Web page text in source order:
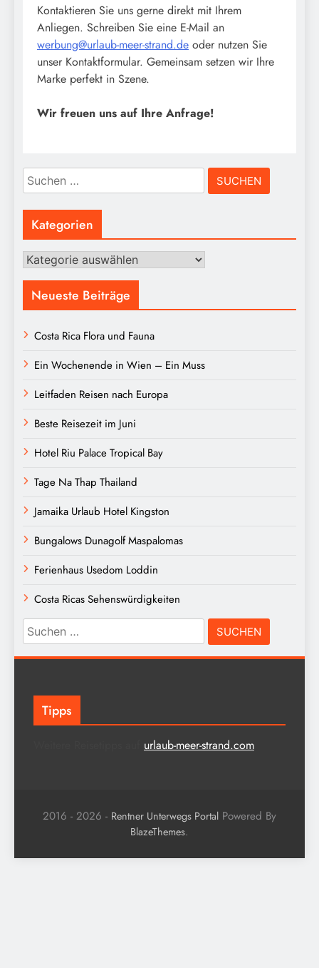
Kontaktieren Sie uns gerne direkt mit Ihrem
Anliegen. Schreiben Sie eine E-Mail an
werbung@urlaub-meer-strand.de oder nutzen Sie
unser Kontaktformular. Gemeinsam setzen wir Ihre
Marke perfekt in Szene.
Wir freuen uns auf Ihre Anfrage!
Suchen
nach:
Kategorien
Kategorien
Neueste Beiträge
Costa Rica Flora und Fauna
Ein Wochenende in Wien – Ein Muss
Leitfaden Reisen nach Europa
Beste Reisezeit im Juni
Hotel Riu Palace Tropical Bay
Tage Na Thap Thailand
Jamaika Urlaub Hotel Kingston
Bungalows Dunagolf Maspalomas
Ferienhaus Usedom Loddin
Costa Ricas Sehenswürdigkeiten
Suchen
nach:
Tipps
urlaub-meer-strand.com
2016 - 2026 - Rentner Unterwegs Portal Powered By
BlazeThemes.